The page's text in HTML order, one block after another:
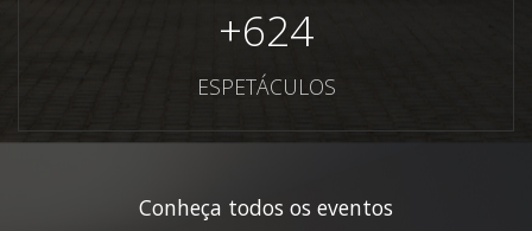
+624
ESPETÁCULOS
Conheça todos os eventos